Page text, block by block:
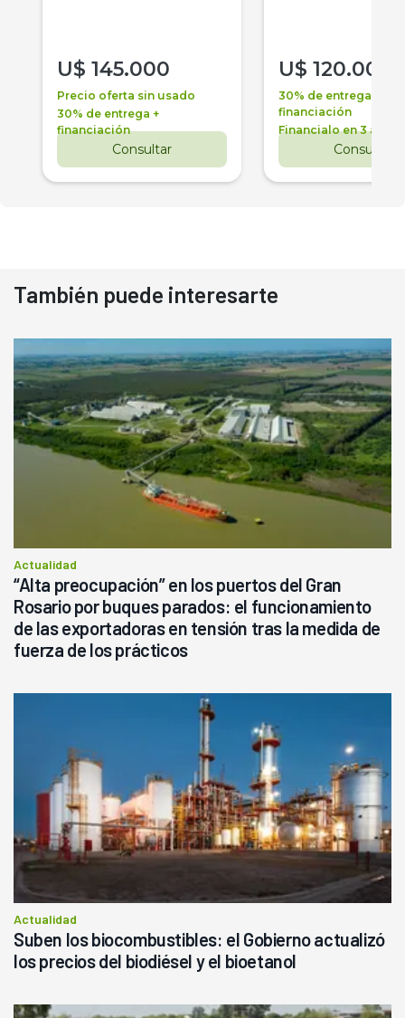
U$ 145.000
Precio oferta sin usado
30% de entrega +
financiación
Consultar
U$ 120.000
30% de entrega +
financiación
Financialo en 3 años
Consultar
También puede interesarte
Actualidad
“Alta preocupación” en los puertos del Gran
Rosario por buques parados: el funcionamiento
de las exportadoras en tensión tras la medida de
fuerza de los prácticos
Actualidad
Suben los biocombustibles: el Gobierno actualizó
los precios del biodiésel y el bioetanol